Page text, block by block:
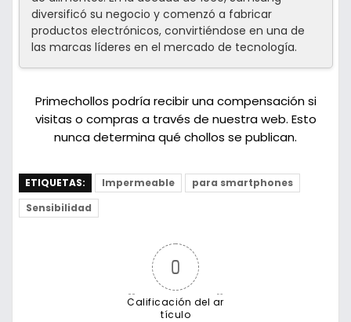
diversificó su negocio y comenzó a fabricar
productos electrónicos, convirtiéndose en una de
las marcas líderes en el mercado de tecnología.
Primechollos podría recibir una compensación si
visitas o compras a través de nuestra web. Esto
nunca determina qué chollos se publican.
ETIQUETAS: Impermeable
para smartphones
Sensibilidad
0
Calificación del ar
tículo